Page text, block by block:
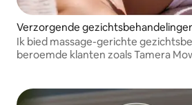
Verzorgende
Ik bied massage-gerichte
beroemde klanten zoals Tamera